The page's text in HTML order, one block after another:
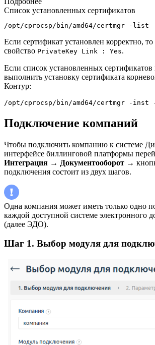
Список установленных сертификатов
/opt/cprocsp/bin/amd64/certmgr -list
Если сертификат установлен корректно,
свойство PrivateKey Link : Yes.
Если список установленных сертификатов
выполнить установку сертификата
Контур:
/opt/cprocsp/bin/amd64/certmgr -
Подключение компаний
Чтобы подключить компанию к системе
интерфейсе биллинговой платформы
Интеграция → Документооборот →
подключения состоит из двух шагов.
Одна компания может иметь только одно
каждой доступной системе электронного
(далее ЭДО).
Шаг 1. Выбор модуля для